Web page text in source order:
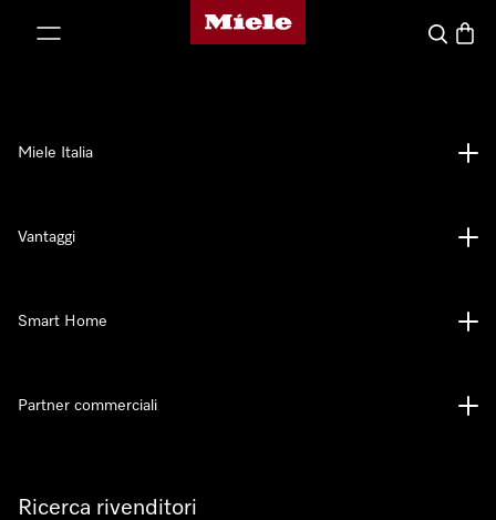
Homepage di Miele
Cerca
Ricerca rivenditori
Miele Italia
Vantaggi
Smart Home
Partner commerciali